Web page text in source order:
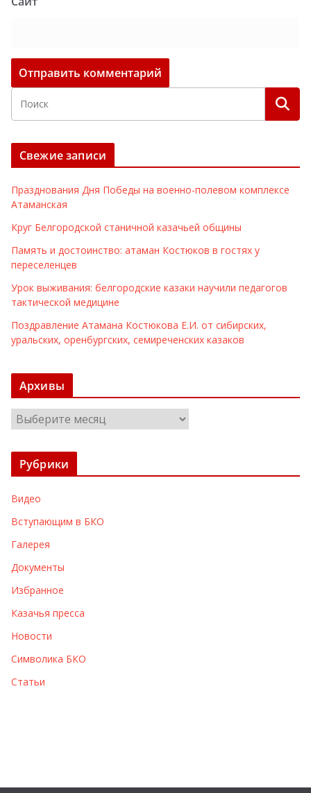
Свежие записи
Празднования Дня Победы на военно-полевом комплексе
Атаманская
Круг Белгородской станичной казачьей общины
Память и достоинство: атаман Костюков в гостях у
переселенцев
Урок выживания: белгородские казаки научили педагогов
тактической медицине
Поздравление Атамана Костюкова Е.И. от сибирских,
уральских, оренбургских, семиреченских казаков
Архивы
р
х
ы
Рубрики
Видео
Вступающим в БКО
Галерея
Документы
Избранное
Казачья пресса
Новости
Символика БКО
Статьи